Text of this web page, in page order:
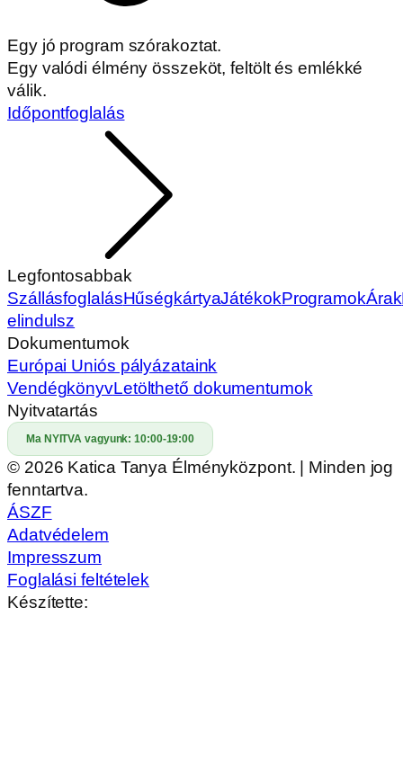
Egy jó program szórakoztat.
Egy valódi élmény összeköt, feltölt és emlékké
válik.
Időpontfoglalás
Legfontosabbak
SzállásfoglalásHűségkártyaJátékokProgramokÁrak
elindulsz
Dokumentumok
Európai Uniós pályázataink
VendégkönyvLetölthető dokumentumok
Nyitvatartás
Ma NYITVA vagyunk:10:00-19:00
© 2026 Katica Tanya Élményközpont. | Minden jog
fenntartva.
ÁSZF
Adatvédelem
Impresszum
Foglalási feltételek
Készítette: